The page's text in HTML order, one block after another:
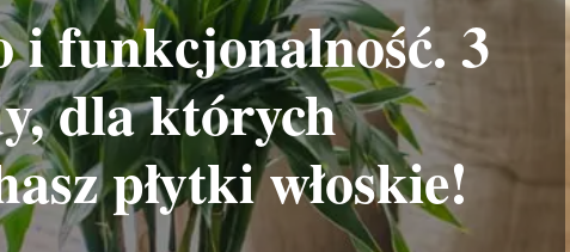
i funkcjonalność. 3
dla których
płytki włoskie!